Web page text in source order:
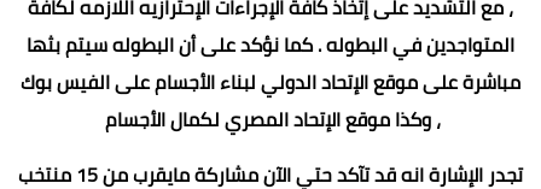
المتواجدين في البطوله . كما نؤكد على أن البطوله سيتم بثها
مباشرة على موقع الإتحاد الدولي لبناء الأجسام على الفيس بوك
، وكذا موقع الإتحاد المصري لكمال الأجسام
تجدر الإشارة انه قد تآكد حتي الآن مشاركة مايقرب من 15 منتخب